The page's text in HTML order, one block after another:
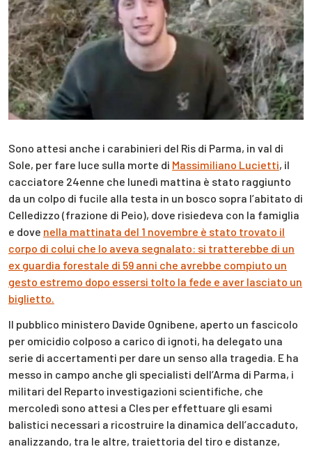
Sono attesi anche i carabinieri del Ris di Parma, in val di
Sole, per fare luce sulla morte di Massimiliano Lucietti, il
cacciatore 24enne che lunedì mattina è stato raggiunto
da un colpo di fucile alla testa in un bosco sopra l’abitato di
Celledizzo (frazione di Peio), dove risiedeva con la famiglia
e dove nella mattinata del 1 novembre è stato trovato il
corpo di colui che lo aveva segnalato: si tratterebbe di un
ex guardia forestale di 59 anni che avrebbe compiuto un
gesto estremo dopo essersi tolto la fede e aver lasciato un
biglietto.
Il pubblico ministero Davide Ognibene, aperto un fascicolo
per omicidio colposo a carico di ignoti, ha delegato una
serie di accertamenti per dare un senso alla tragedia. E ha
messo in campo anche gli specialisti dell’Arma di Parma, i
militari del Reparto investigazioni scientifiche, che
mercoledì sono attesi a Cles per effettuare gli esami
balistici necessari a ricostruire la dinamica dell’accaduto,
analizzando, tra le altre, traiettoria del tiro e distanze,